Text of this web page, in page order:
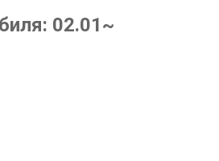
02.01~